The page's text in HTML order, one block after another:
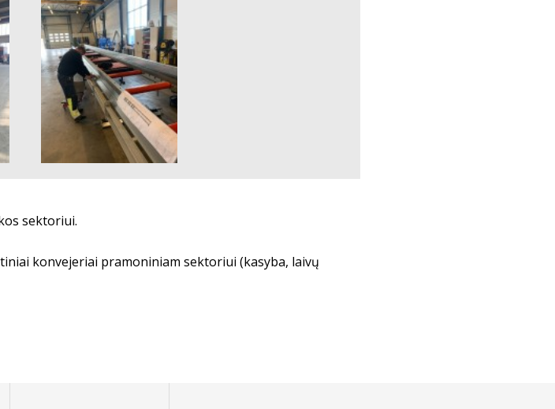
sektoriui.
konvejeriai pramoniniam sektoriui (kasyba, laivų